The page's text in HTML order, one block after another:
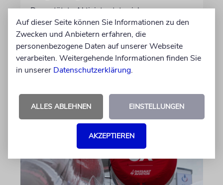
Der getötete Aktivist setzte sich gegen
Siedlergewalt ein und war an dem Oscar-
prämierten Film »No Other Land« beteiligt.
Jetzt steht der mutmaßliche Täter vor Gericht
07.08.2026
Auf dieser Seite können Sie Informationen zu den
Zwecken und Anbietern erfahren, die
personenbezogene Daten auf unserer Webseite
verarbeiten. Weitergehende Informationen finden Sie
in unserer Datenschutzerklärung.
ALLES ABLEHNEN EINSTELLUNGEN
AKZEPTIEREN